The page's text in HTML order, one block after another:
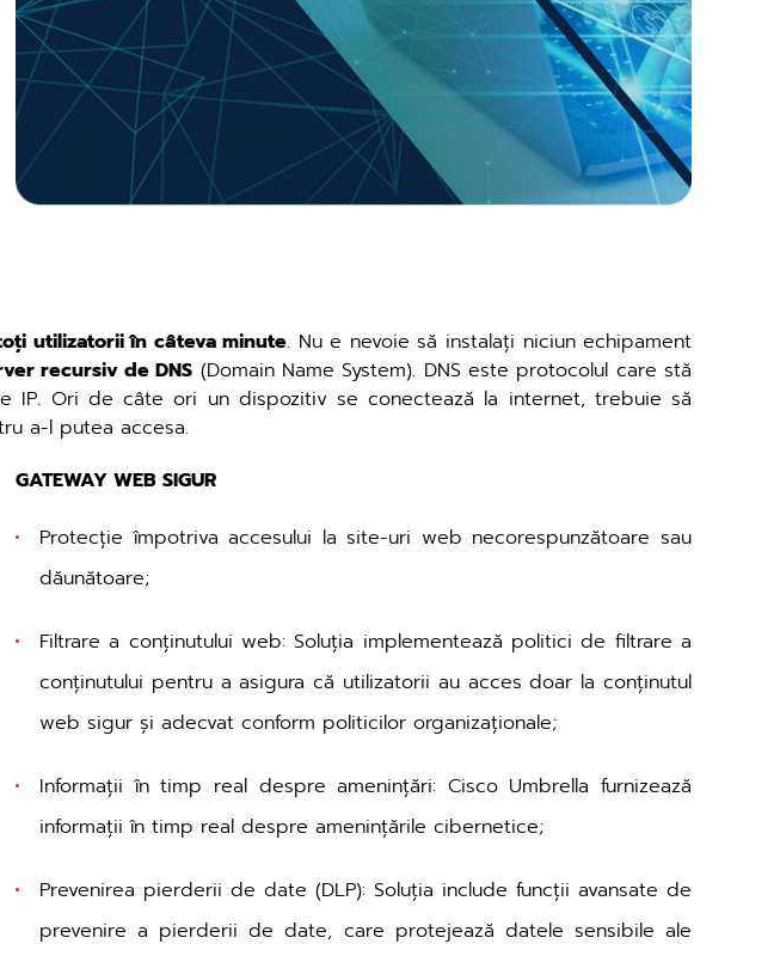
utilizatorii în câteva minute. Nu e nevoie să instalați niciun echipament
recursiv de DNS (Domain Name System). DNS este protocolul care stă
IP. Ori de câte ori un dispozitiv se conectează la internet, trebuie să
a-l putea accesa.
GATEWAY WEB SIGUR
Protecție împotriva accesului la site-uri web necorespunzătoare sau
dăunătoare;
Filtrare a conținutului web: Soluția implementează politici de filtrare a
conținutului pentru a asigura că utilizatorii au acces doar la conținutul
web sigur și adecvat conform politicilor organizaționale;
Informații în timp real despre amenințări: Cisco Umbrella furnizează
informații în timp real despre amenințările cibernetice;
Prevenirea pierderii de date (DLP): Soluția include funcții avansate de
prevenire a pierderii de date, care protejează datele sensibile ale